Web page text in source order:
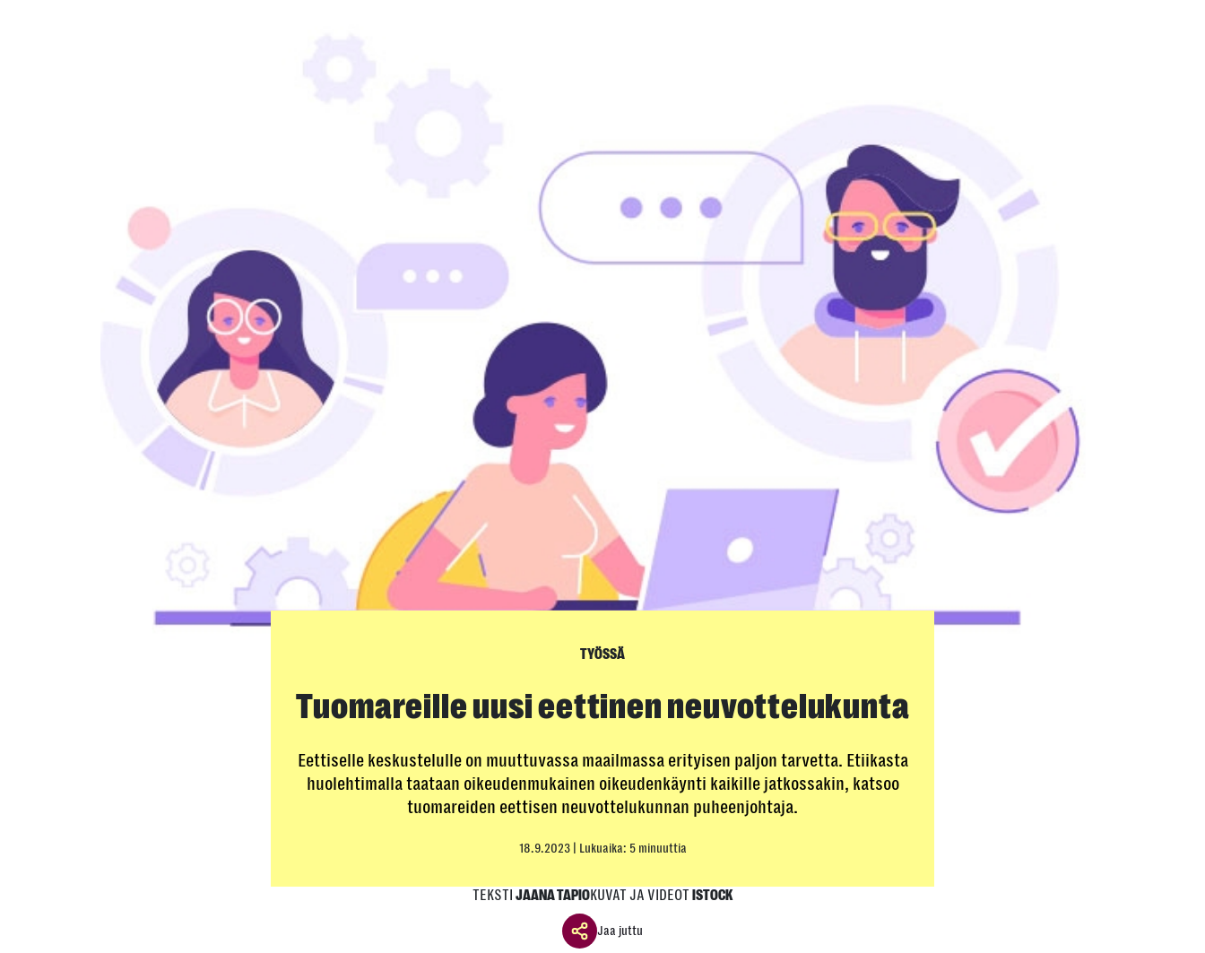
TYÖSSÄ
Tuomareille uusi eettinen neuvottelu­kunta
Eettiselle keskustelulle on muuttuvassa maailmassa erityisen paljon tarvetta. Etiikasta
huolehtimalla taataan oikeudenmukainen oikeudenkäynti kaikille jatkossakin, katsoo
tuomareiden eettisen neuvottelukunnan puheenjohtaja.
18.9.2023 | Lukuaika: 5 minuuttia
TEKSTI JAANA TAPIOKUVAT JA VIDEOT ISTOCK
Jaa juttu